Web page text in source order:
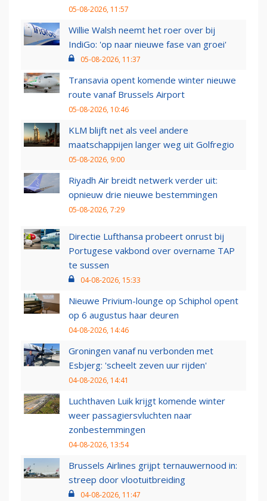
05-08-2026, 11:57
Willie Walsh neemt het roer over bij
IndiGo: 'op naar nieuwe fase van groei'
05-08-2026, 11:37
Transavia opent komende winter nieuwe
route vanaf Brussels Airport
05-08-2026, 10:46
KLM blijft net als veel andere
maatschappijen langer weg uit Golfregio
05-08-2026, 9:00
Riyadh Air breidt netwerk verder uit:
opnieuw drie nieuwe bestemmingen
05-08-2026, 7:29
Directie Lufthansa probeert onrust bij
Portugese vakbond over overname TAP
te sussen
04-08-2026, 15:33
Nieuwe Privium-lounge op Schiphol opent
op 6 augustus haar deuren
04-08-2026, 14:46
Groningen vanaf nu verbonden met
Esbjerg: 'scheelt zeven uur rijden'
04-08-2026, 14:41
Luchthaven Luik krijgt komende winter
weer passagiersvluchten naar
zonbestemmingen
04-08-2026, 13:54
Brussels Airlines grijpt ternauwernood in:
streep door vlootuitbreiding
04-08-2026, 11:47